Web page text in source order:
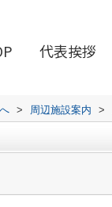
代表挨拶
> 周辺施設案内 >